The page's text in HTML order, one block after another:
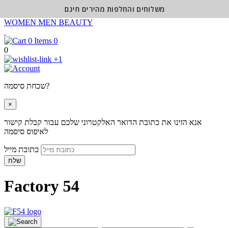
WOMEN MEN BEAUTY
0
0
+1
שכחת סיסמה?
×
אנא הזינו את כתובת הדואר האלקטרוני שלכם עבור קבלת קישור
לאיפוס סיסמה
שלח
Factory 54
משלוחים והחלפות מהירים חינם